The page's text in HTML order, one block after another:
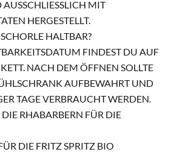
MIT NA
HERGESTELLT.
HALTBAR?
FINDEST DU AUF
NACH DEM ÖFFNEN SOLLTE
AUFBEWAHRT UND
TAGE VERBRAUCHT WERDEN.
RHABARBERN FÜR DIE
DIE FRITZ SPRITZ BIO